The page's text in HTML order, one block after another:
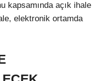
kapsamında açık ihale
elektronik ortamda